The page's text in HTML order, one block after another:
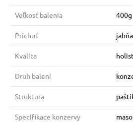
Veľkosť balenia 400g
Príchuť
Kvalita
Druh balení
Struktura
Specifikace konzervy